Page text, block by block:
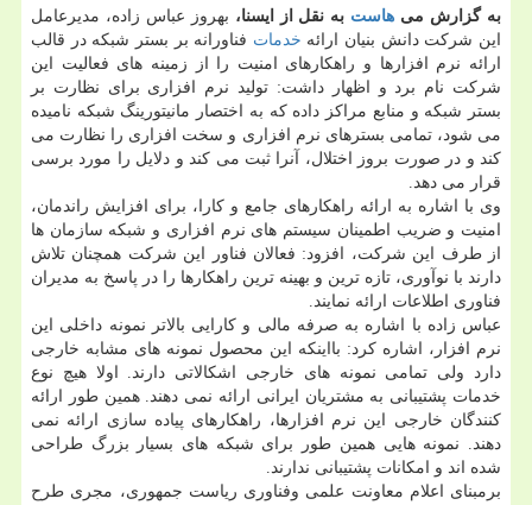
به گزارش می هاست به نقل از ایسنا، بهروز عباس زاده، مدیرعامل
این شرکت دانش بنیان ارائه خدمات فناورانه بر بستر شبکه در قالب
ارائه نرم افزارها و راهکارهای امنیت را از زمینه های فعالیت این
شرکت نام برد و اظهار داشت: تولید نرم افزاری برای نظارت بر
بستر شبکه و منابع مراکز داده که به اختصار مانیتورینگ شبکه نامیده
می شود، تمامی بسترهای نرم افزاری و سخت افزاری را نظارت می
کند و در صورت بروز اختلال، آنرا ثبت می کند و دلایل را مورد برسی
قرار می دهد.
وی با اشاره به ارائه راهکارهای جامع و کارا، برای افزایش راندمان،
امنیت و ضریب اطمینان سیستم های نرم افزاری و شبکه سازمان ها
از طرف این شرکت، افزود: فعالان فناور این شرکت همچنان تلاش
دارند با نوآوری، تازه ترین و بهینه ترین راهکارها را در پاسخ به مدیران
فناوری اطلاعات ارائه نمایند.
عباس زاده با اشاره به صرفه مالی و کارایی بالاتر نمونه داخلی این
نرم افزار، اشاره کرد: بااینکه این محصول نمونه های مشابه خارجی
دارد ولی تمامی نمونه های خارجی اشکالاتی دارند. اولا هیچ نوع
خدمات پشتیبانی به مشتریان ایرانی ارائه نمی دهند. همین طور ارائه
کنندگان خارجی این نرم افزارها، راهکارهای پیاده سازی ارائه نمی
دهند. نمونه هایی همین طور برای شبکه های بسیار بزرگ طراحی
شده اند و امکانات پشتیبانی ندارند.
برمبنای اعلام معاونت علمی وفناوری ریاست جمهوری، مجری طرح